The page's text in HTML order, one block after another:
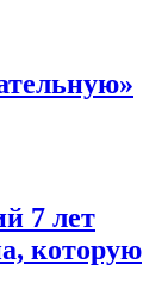
7 лет
которую